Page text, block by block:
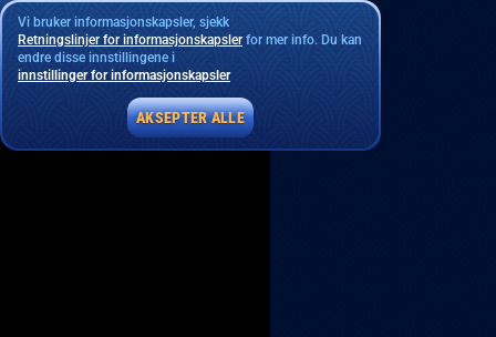
Vi bruker informasjonskapsler, sjekk
Retningslinjer for informasjonskapslerfor mer info. Du kan
endre disse innstillingene i
innstillinger for informasjonskapsler
AKSEPTER ALLE